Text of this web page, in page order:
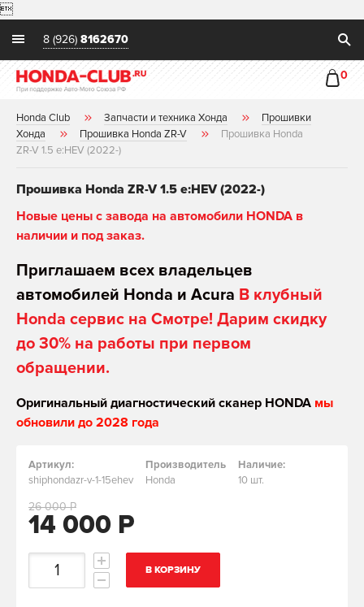

8 (926) 8162670
0
Honda Club Запчасти и техника Хонда
Прошивки
Хонда
Прошивка Honda ZR-V
Прошивка Honda
ZR-V 1.5 e:HEV (2022-)
Прошивка Honda ZR-V 1.5 e:HEV (2022-)
Новые цены с завода на автомобили HONDA в
наличии и под заказ.
Приглашаем всех владельцев
автомобилей Honda и Acura В клубный
Honda сервис на Смотре! Дарим скидку
до 30% на работы при первом
обращении.
Оригинальный диагностический сканер HONDA мы
обновили до 2028 года
Артикул:
shiphondazr-v-1-15ehev
Производитель
Honda
Наличие:
10 шт.
14 000 Р
26 000 Р
В КОРЗИНУ